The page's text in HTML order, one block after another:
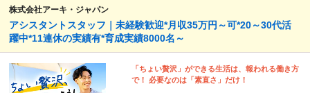
株式会社アーキ・ジャパン
アシスタントスタッフ｜未経験歓迎*月収35万円～可*20～30代活
躍中*11連休の実績有*育成実績8000名～
「ちょい贅沢」ができる生活は、報われる働き方
で！ 必要なのは「素直さ」だけ！